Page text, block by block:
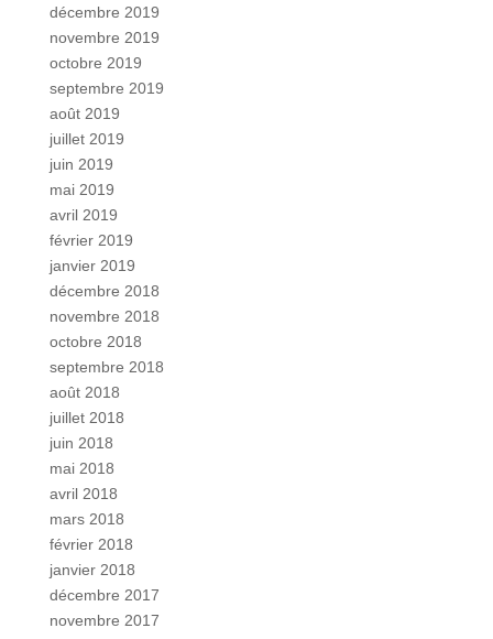
décembre 2019
novembre 2019
octobre 2019
septembre 2019
août 2019
juillet 2019
juin 2019
mai 2019
avril 2019
février 2019
janvier 2019
décembre 2018
novembre 2018
octobre 2018
septembre 2018
août 2018
juillet 2018
juin 2018
mai 2018
avril 2018
mars 2018
février 2018
janvier 2018
décembre 2017
novembre 2017